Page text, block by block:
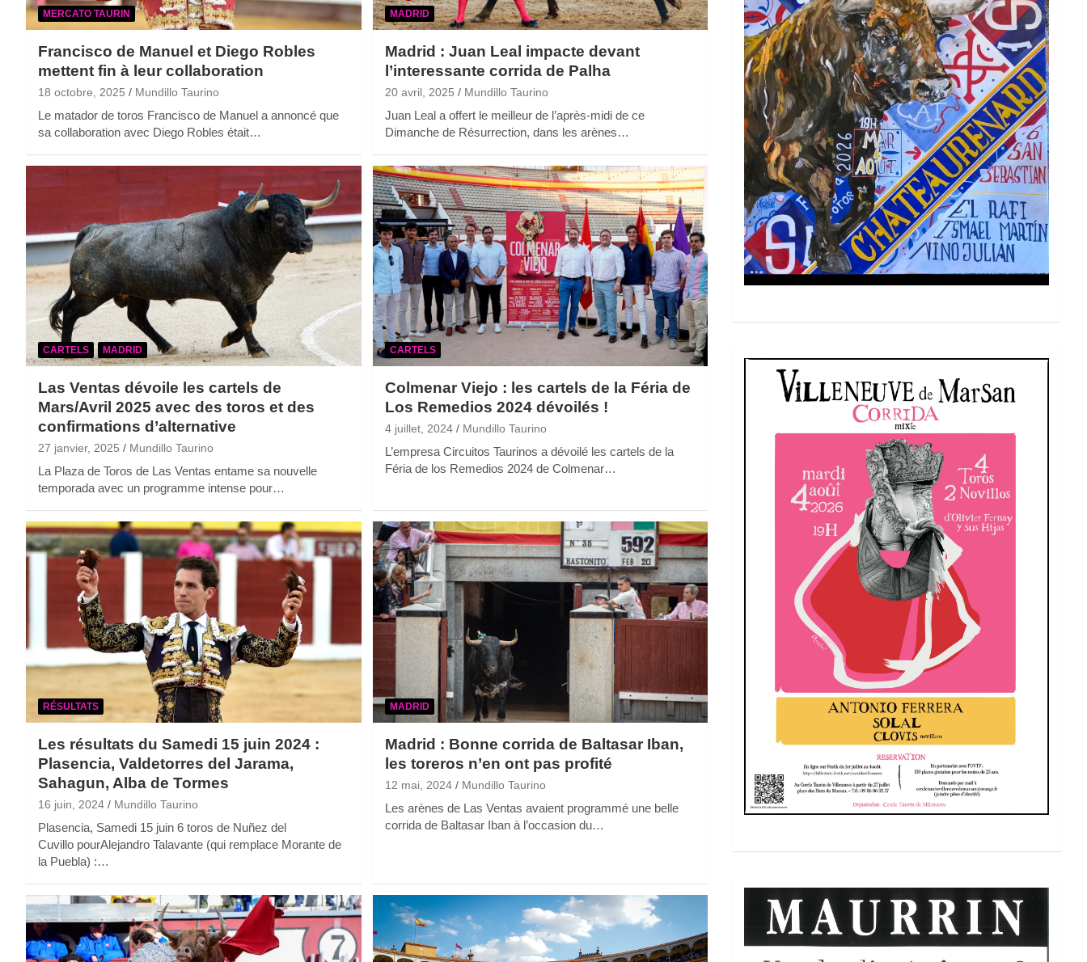
MERCATO TAURIN
Francisco de Manuel et Diego Robles
mettent fin à leur collaboration
18 octobre, 2025 Mundillo Taurino
Le matador de toros Francisco de Manuel a annoncé que
sa collaboration avec Diego Robles était…
MADRID
Madrid : Juan Leal impacte devant
l’interessante corrida de Palha
20 avril, 2025 Mundillo Taurino
Juan Leal a offert le meilleur de l’après-midi de ce
Dimanche de Résurrection, dans les arènes…
CARTELS MADRID
Las Ventas dévoile les cartels de
Mars/Avril 2025 avec des toros et des
confirmations d’alternative
27 janvier, 2025 Mundillo Taurino
La Plaza de Toros de Las Ventas entame sa nouvelle
temporada avec un programme intense pour…
CARTELS
Colmenar Viejo : les cartels de la Féria de
Los Remedios 2024 dévoilés !
4 juillet, 2024 Mundillo Taurino
L’empresa Circuitos Taurinos a dévoilé les cartels de la
Féria de los Remedios 2024 de Colmenar…
RÉSULTATS
Les résultats du Samedi 15 juin 2024 :
Plasencia, Valdetorres del Jarama,
Sahagun, Alba de Tormes
16 juin, 2024 Mundillo Taurino
Plasencia, Samedi 15 juin 6 toros de Nuñez del
Cuvillo pourAlejandro Talavante (qui remplace Morante de
la Puebla) :…
MADRID
Madrid : Bonne corrida de Baltasar Iban,
les toreros n’en ont pas profité
12 mai, 2024 Mundillo Taurino
Les arènes de Las Ventas avaient programmé une belle
corrida de Baltasar Iban à l’occasion du…